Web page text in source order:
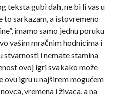
teksta gubi dah, ne bi li vas u
to sarkazam, a istovremeno
imamo samo jednu poruku
vašim mračnim hodnicima i
stvarnosti i nemate stamina
ovoj igri svakako može
ovu igru u najširem mogućem
vremena i živaca, a na